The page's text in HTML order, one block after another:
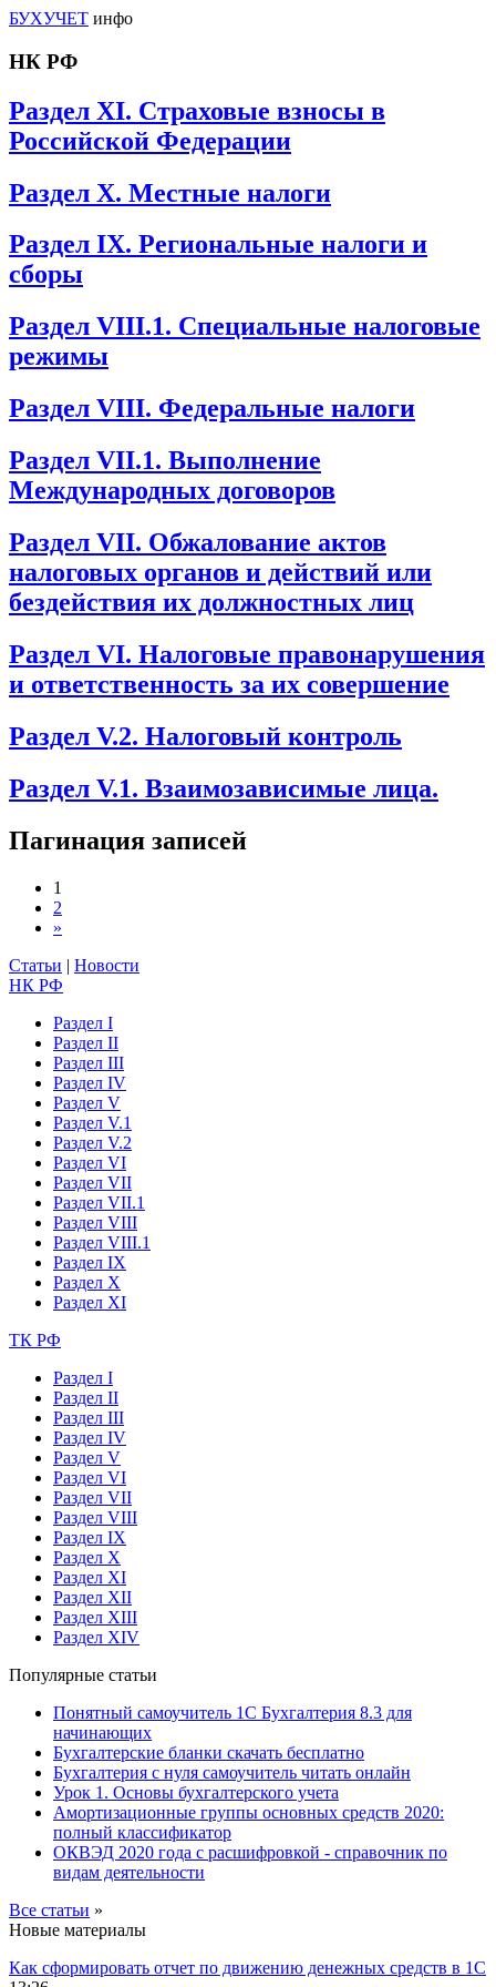
БУХУЧЕТ инфо
НК РФ
Раздел XI. Страховые взносы в
Российской Федерации
Раздел X. Местные налоги
Раздел IX. Региональные налоги и
сборы
Раздел VIII.1. Специальные налоговые
режимы
Раздел VIII. Федеральные налоги
Раздел VII.1. Выполнение
Международных договоров
Раздел VII. Обжалование актов
налоговых органов и действий или
бездействия их должностных лиц
Раздел VI. Налоговые правонарушения
и ответственность за их совершение
Раздел V.2. Налоговый контроль
Раздел V.1. Взаимозависимые лица.
Пагинация записей
1
2
»
Статьи | Новости
НК РФ
Раздел I
Раздел II
Раздел III
Раздел IV
Раздел V
Раздел V.1
Раздел V.2
Раздел VI
Раздел VII
Раздел VII.1
Раздел VIII
Раздел VIII.1
Раздел IX
Раздел X
Раздел XI
ТК РФ
Раздел I
Раздел II
Раздел III
Раздел IV
Раздел V
Раздел VI
Раздел VII
Раздел VIII
Раздел IX
Раздел X
Раздел XI
Раздел XII
Раздел XIII
Раздел XIV
Популярные статьи
Понятный самоучитель 1С Бухгалтерия 8.3 для
начинающих
Бухгалтерские бланки скачать бесплатно
Бухгалтерия с нуля самоучитель читать онлайн
Урок 1. Основы бухгалтерского учета
Амортизационные группы основных средств 2020:
полный классификатор
ОКВЭД 2020 года с расшифровкой - справочник по
видам деятельности
Все статьи »
Новые материалы
Как сформировать отчет по движению денежных средств в 1С